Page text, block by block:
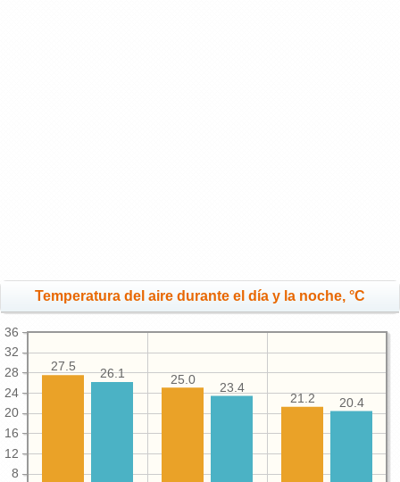
Temperatura del aire durante el día y la noche, °C
8
12
16
20
24
28
32
36
21.2
25.0
27.5
20.4
23.4
26.1